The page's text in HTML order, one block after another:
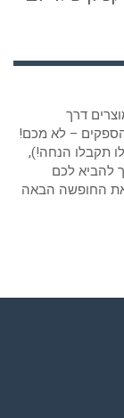
דרך
– לא מכם!
תקבלו הנחה!),
להביא לכם
את החופשה הבאה